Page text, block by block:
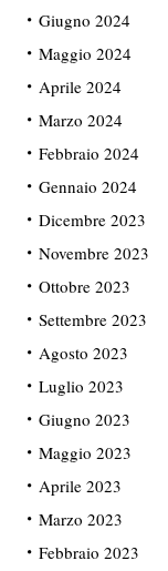
Giugno 2024
Maggio 2024
Aprile 2024
Marzo 2024
Febbraio 2024
Gennaio 2024
Dicembre 2023
Novembre 2023
Ottobre 2023
Settembre 2023
Agosto 2023
Luglio 2023
Giugno 2023
Maggio 2023
Aprile 2023
Marzo 2023
Febbraio 2023